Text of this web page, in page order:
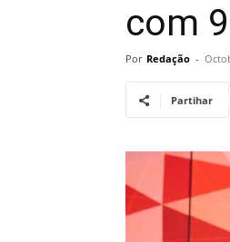
com
Por Redação -
Partihar